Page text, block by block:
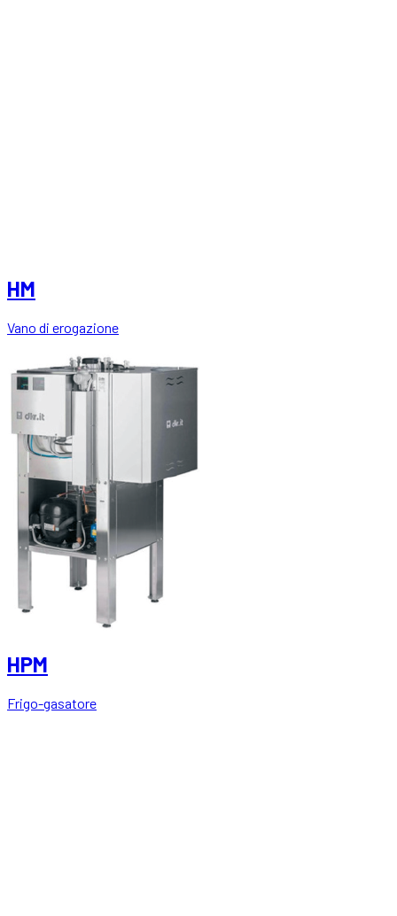
HM
Vano di erogazione
HPM
Frigo-gasatore